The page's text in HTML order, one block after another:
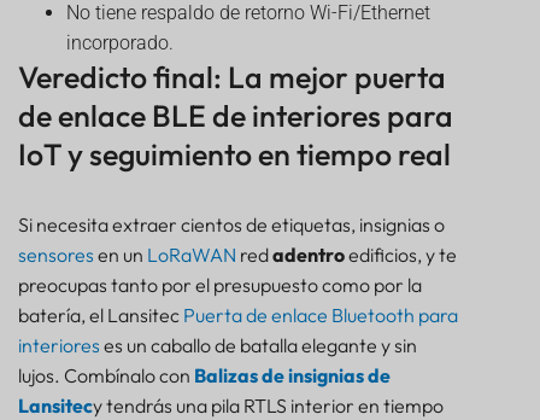
No tiene respaldo de retorno Wi-Fi/Ethernet
incorporado.
Veredicto final: La mejor puerta
de enlace BLE de interiores para
IoT y seguimiento en tiempo real
Si necesita extraer cientos de etiquetas, insignias o
sensores en un LoRaWAN redadentroedificios, y te
preocupas tanto por el presupuesto como por la
batería, el Lansitec Puerta de enlace Bluetooth para
interiores es un caballo de batalla elegante y sin
lujos. Combínalo con Balizas de insignias de
Lansitecy tendrás una pila RTLS interior en tiempo